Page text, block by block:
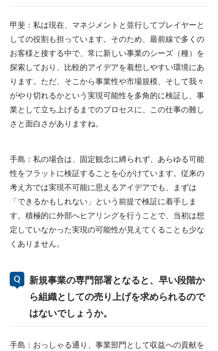
甲斐：私は現在、マネジメントと並行してプレイヤーと
しての役割も担っています。そのため、最前線で多くの
お客様と接する中で、常に新しい事業のシーズ（種）を
探索しており、比較的アイデアを着想しやすい環境にあ
ります。ただ、そこから事業性や市場規模、そして我々
がやり切れるかという実現可能性を多角的に検証し、事
業として立ち上げるまでのプロセスに、この仕事の難し
さと面白さがありますね。
手島：私の場合は、固定観念に縛られず、あらゆる可能
性をフラットに検証することを心がけています。従来の
考え方では実現不可能に思えるアイデアでも、まずは
「できるかもしれない」という前提で検証に着手しま
す。積極的に外部へヒアリングを行うことで、当初は想
定していなかった実現の可能性が見えてくることも少な
くありません。
新規事業の専門部署となると、早い段階か
ら組織としての売り上げを求められるので
はないでしょうか。
手島：おっしゃる通り、事業部門として収益への貢献を